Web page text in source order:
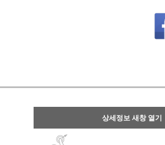
상세정보 새창 열기